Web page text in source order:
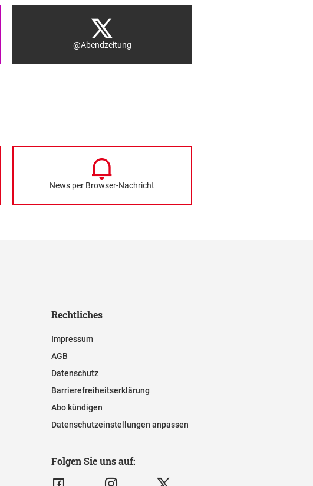
@Abendzeitung
News per Browser-Nachricht
Rechtliches
Impressum
AGB
Datenschutz
Barrierefreiheitserklärung
Abo kündigen
Datenschutzeinstellungen anpassen
Folgen Sie uns auf: